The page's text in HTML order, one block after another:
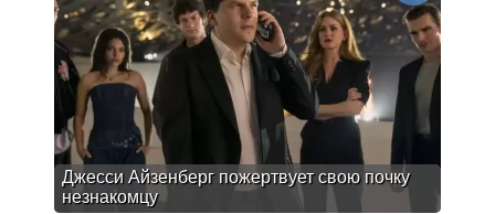
Джесси Айзенберг пожертвует свою почку
незнакомцу